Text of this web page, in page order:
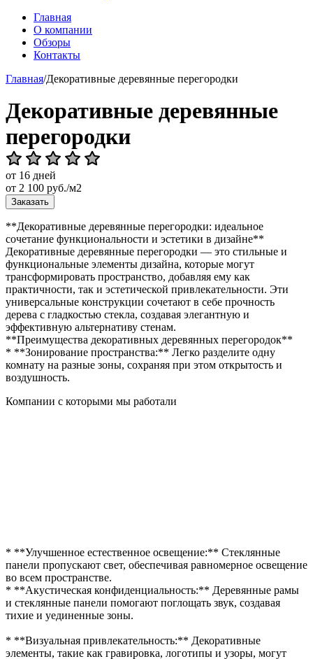
Главная
О компании
Обзоры
Контакты
Главная/Декоративные деревянные перегородки
Декоративные деревянные
перегородки
от 16 дней
от 2 100 руб./м2
Заказать
**Декоративные деревянные перегородки: идеальное
сочетание функциональности и эстетики в дизайне**
Декоративные деревянные перегородки — это стильные и
функциональные элементы дизайна, которые могут
трансформировать пространство, добавляя ему как
практичности, так и эстетической привлекательности. Эти
универсальные конструкции сочетают в себе прочность
дерева с гладкостью стекла, создавая элегантную и
эффективную альтернативу стенам.
**Преимущества декоративных деревянных перегородок**
* **Зонирование пространства:** Легко разделите одну
комнату на разные зоны, сохраняя при этом открытость и
воздушность.
Компании с которыми мы работали
* **Улучшенное естественное освещение:** Стеклянные
панели пропускают свет, обеспечивая равномерное освещение
во всем пространстве.
* **Акустическая конфиденциальность:** Деревянные рамы
и стеклянные панели помогают поглощать звук, создавая
тихие и уединенные зоны.
* **Визуальная привлекательность:** Декоративные
элементы, такие как гравировка, логотипы и узоры, могут